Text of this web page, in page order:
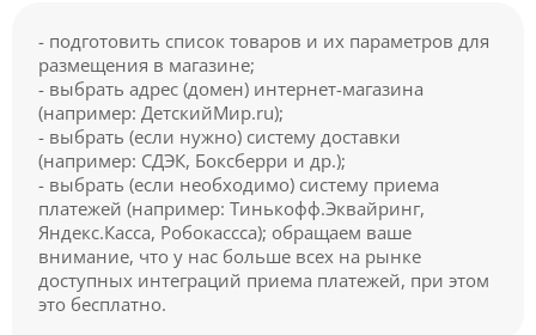
- подготовить список товаров и их параметров для
размещения в магазине;
- выбрать адрес (домен) интернет-магазина
(например: ДетскийМир.ru);
- выбрать (если нужно) систему доставки
(например: СДЭК, Боксберри и др.);
- выбрать (если необходимо) систему приема
платежей (например: Тинькофф.Эквайринг,
Яндекс.Касса, Робокассса); обращаем ваше
внимание, что у нас больше всех на рынке
доступных интеграций приема платежей, при этом
это бесплатно.